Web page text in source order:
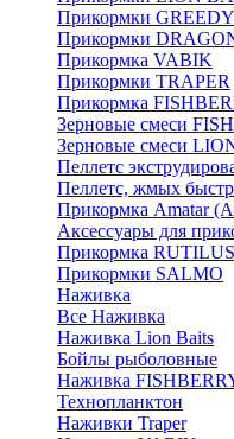
Прикормки
Прикормки
Прикормка VABIK
Прикормки TRAPER
Прикормка
Зерновые смеси
Зерновые смеси
Пеллетс
Пеллетс, жмых
Прикормка Amatar
Аксессуары для
Прикормка
Прикормки SALMO
Наживка
Все Наживка
Наживка Lion Baits
Бойлы рыболовные
Наживка
Технопланктон
Наживки Traper